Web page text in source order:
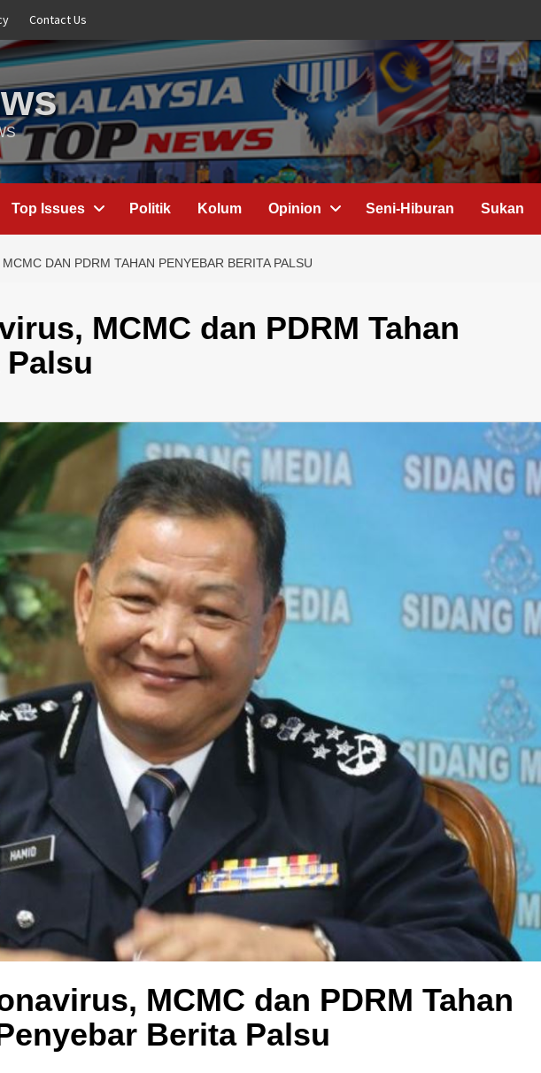
Contact Us
Top Issues Politik Kolum Opinion Seni-Hiburan Sukan
DAN PDRM TAHAN PENYEBAR BERITA PALSU
MCMC dan PDRM Tahan
MCMC dan PDRM Tahan
Berita Palsu